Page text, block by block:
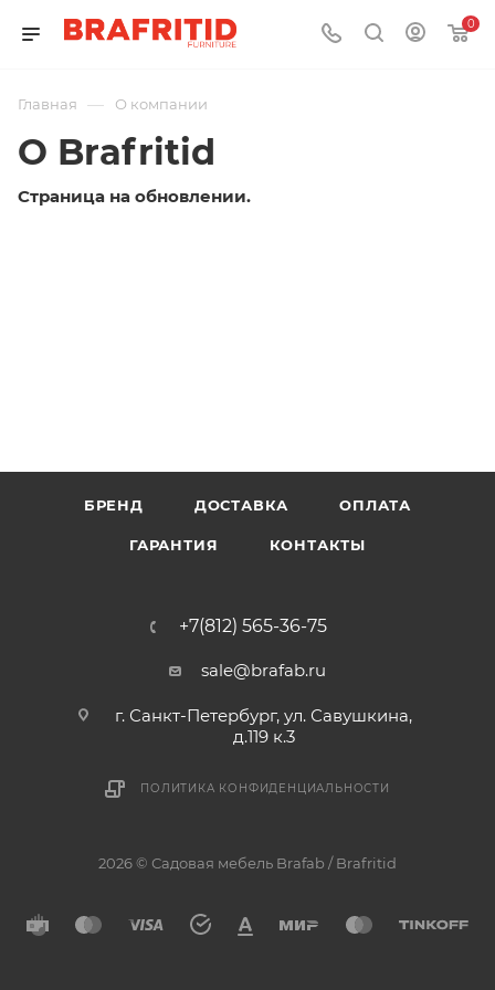
0
Главная — О компании
О Brafritid
Страница на обновлении.
БРЕНД ДОСТАВКА ОПЛАТА
ГАРАНТИЯ КОНТАКТЫ
+7(812) 565-36-75
sale@brafab.ru
г. Санкт-Петербург, ул. Савушкина,
д.119 к.3
ПОЛИТИКА КОНФИДЕНЦИАЛЬНОСТИ
2026 © Садовая мебель Brafab / Brafritid